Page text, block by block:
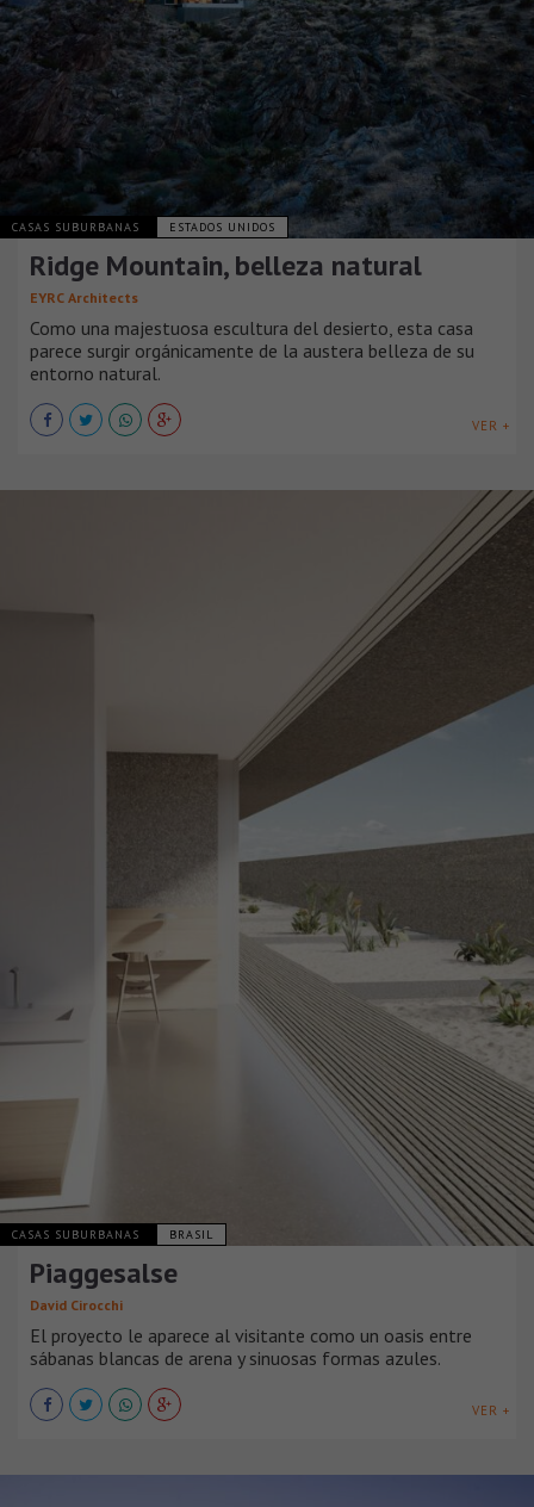
CASAS SUBURBANAS ESTADOS UNIDOS
Ridge Mountain, belleza natural
EYRC Architects
Como una majestuosa escultura del desierto, esta casa
parece surgir orgánicamente de la austera belleza de su
entorno natural.
VER +
CASAS SUBURBANAS BRASIL
Piaggesalse
David Cirocchi
El proyecto le aparece al visitante como un oasis entre
sábanas blancas de arena y sinuosas formas azules.
VER +